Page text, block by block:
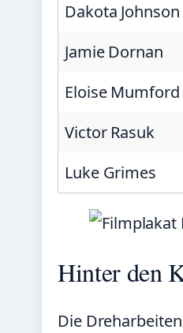
Dakota Johnson
Jamie Dornan
Eloise Mumford
Victor Rasuk
Luke Grimes
Hinter den
Die